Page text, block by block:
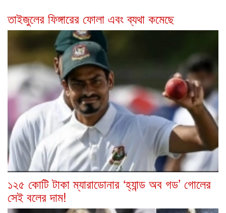
তাইজুলের ফিঙ্গারের ফোলা এবং ব্যথা কমেছে
১২৫ কোটি টাকা ম্যারাডোনার ‘হ্যান্ড অব গড’ গোলের
সেই বলের দাম!